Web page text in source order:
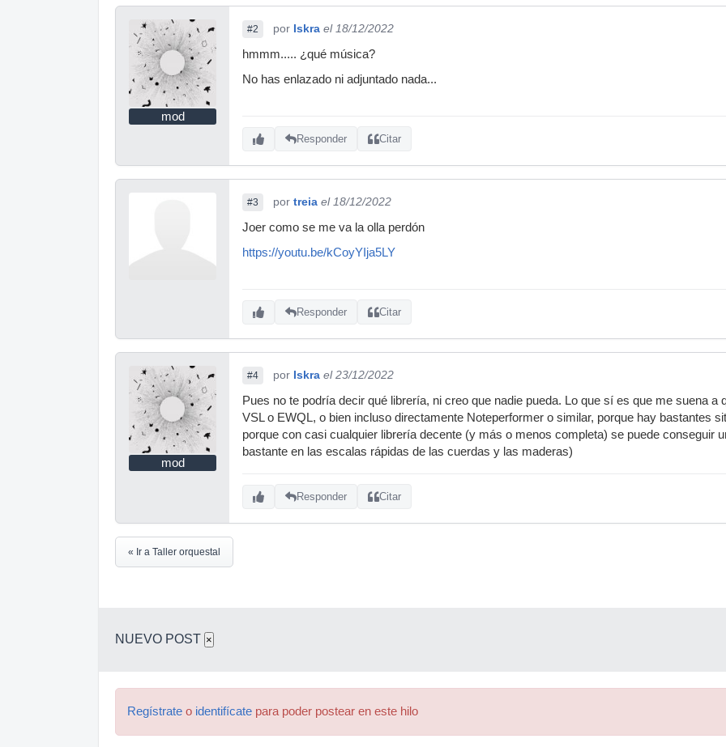
mod
#2 por Iskra el 18/12/2022
hmmm..... ¿qué música?
No has enlazado ni adjuntado nada...
Responder Citar
#3 por treia el 18/12/2022
Joer como se me va la olla perdón
https://youtu.be/kCoyYIja5LY
Responder Citar
mod
#4 por Iskra el 23/12/2022
Pues no te podría decir qué librería, ni creo que nadie pueda. Lo que sí es que me suena
VSL o EWQL, o bien incluso directamente Noteperformer o similar, porque hay bastantes
porque con casi cualquier librería decente (y más o menos completa) se puede conseguir
bastante en las escalas rápidas de las cuerdas y las maderas)
Responder Citar
« Ir a Taller orquestal
NUEVO POST ×
Regístrate o identifícate para poder postear en este hilo